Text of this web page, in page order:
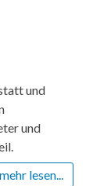
und
und
mehr lesen...